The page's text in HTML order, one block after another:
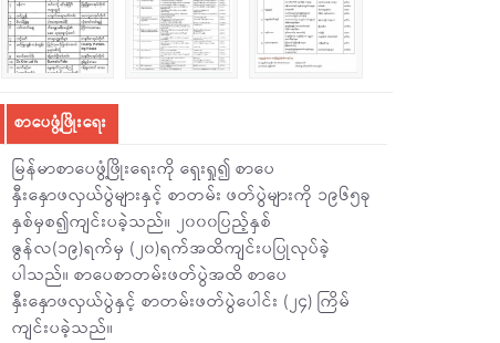
စာပေဖွံ့ဖြိုးရေး
မြန်မာစာပေဖွံ့ဖြိုးရေးကို ရှေးရှု၍ စာပေ
နှီးနှောဖလှယ်ပွဲများနှင့် စာတမ်း ဖတ်ပွဲများကို ၁၉၆၅ခု
နှစ်မှစ၍ကျင်းပခဲ့သည်။ ၂၀၀၀ပြည့်နှစ်
ဇွန်လ(၁၉)ရက်မှ (၂၀)ရက်အထိကျင်းပပြုလုပ်ခဲ့
ပါသည်။ စာပေစာတမ်းဖတ်ပွဲအထိ စာပေ
နှီးနှောဖလှယ်ပွဲနှင့် စာတမ်းဖတ်ပွဲပေါင်း (၂၄) ကြိမ်
ကျင်းပခဲ့သည်။